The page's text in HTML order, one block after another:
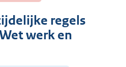
regels
werk en